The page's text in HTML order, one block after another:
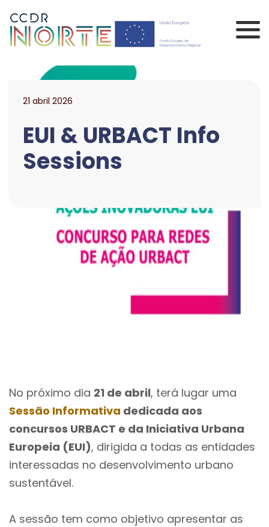
Comissão de
21 abril 2026
EUI & URBACT Info
Sessions
No próximo dia 21 de abril, terá lugar uma
Sessão Informativa dedicada aos
concursos URBACT e da Iniciativa Urbana
Europeia (EUI), dirigida a todas as entidades
interessadas no desenvolvimento urbano
sustentável.
A sessão tem como objetivo apresentar as